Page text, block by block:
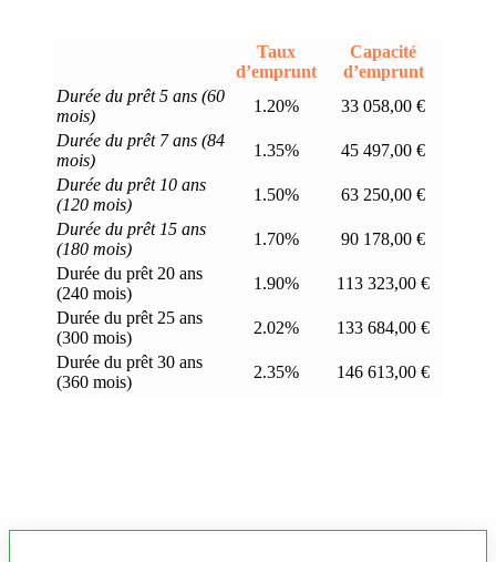
Taux
d’emprunt
Capacité
d’emprunt
Durée du prêt 5 ans (60
mois)
1.20%
33 058,00 €
Durée du prêt 7 ans (84
mois)
1.35%
45 497,00 €
Durée du prêt 10 ans
(120 mois)
1.50%
63 250,00 €
Durée du prêt 15 ans
(180 mois)
1.70%
90 178,00 €
Durée du prêt 20 ans
(240 mois)
1.90%
113 323,00 €
Durée du prêt 25 ans
(300 mois)
2.02%
133 684,00 €
Durée du prêt 30 ans
(360 mois)
2.35% 146 613,00 €